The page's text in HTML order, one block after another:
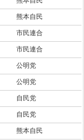
熊本自民
市民連合
市民連合
公明党
公明党
自民党
自民党
熊本自民